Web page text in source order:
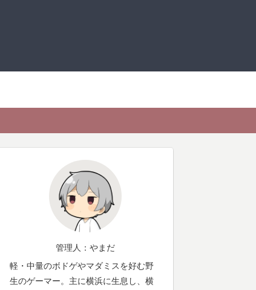
管理人：やまだ
軽・中量のボドゲやマダミスを好む野
生のゲーマー。主に横浜に生息し、横